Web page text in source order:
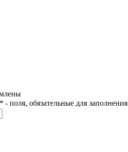
* - поля, обязательные для заполнения